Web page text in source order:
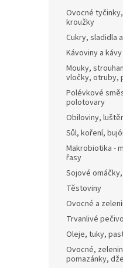
Ovocné
kroužky
Cukry, sladidla
Kávoviny a kávy
Mouky,
vločky, otruby,
Polévkové
polotovary
Obiloviny,
Sůl, koření,
Makrobiotika -
řasy
Sojové
Těstoviny
Ovocné a
Trvanlivé
Oleje, tuky,
Ovocné,
pomazánky,